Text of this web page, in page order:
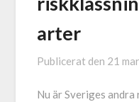
arter
Publicerat den 21
Nu är Sveriges